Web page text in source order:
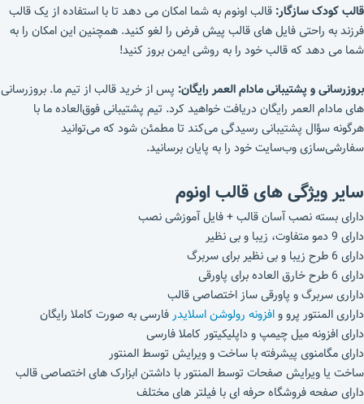
قالب کودک سازگار: قالب اونوم به شما امکان می دهد تا با استفاده از یک قالب
فرزند به راحتی فایل های قالب پیش فرض را لغو کنید. همچنین این امکان را به
شما می دهد که قالب خود را به روشی ایمن بروز کنید!
بروزرسانی و پشتیبانی مادام العمر رایگان: پس از خرید قالب از تیم ما. بروزرسانی
های مادام العمر رایگان دریافت خواهید کرد. تیم پشتیبانی فوق‌العاده ما با
هرگونه سؤال پشتیبانی رسیدگی می‌کند تا مطمئن شود که می‌توانید
سفارشی‌سازی وب‌سایت خود را به پایان برسانید.
سایر ویژگی های قالب اونوم
دارای بسته نصب آسان قالب + فایل آموزشی نصب
دارای 9 دمو متفاوت، زیبا و بی نظیر
دارای 6 طرح زیبا و بی نظیر برای سربرگ
دارای 6 طرح خارق العاده برای پاورقی
داراری سربرگ و پاورقی ساز اختصاصی قالب
داراری المنتور پرو وافزونه رولوشن اسلایدر فارسی به صورت کاملا رایگان
دارای افزونه میل چیمپ و داپلیکیتور کاملا فارسی
دارای مگامنوی پیشرفته با ساخت و ویرایش توسط المنتور
ساخت یا ویرایش صفحات توسط المنتور با داشتن ابزارک های اختصاصی قالب
دارای صفحه فروشگاه حرفه ای با فیلتر های مختلف